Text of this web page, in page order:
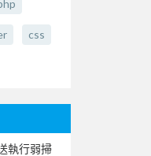
css
執行弱掃